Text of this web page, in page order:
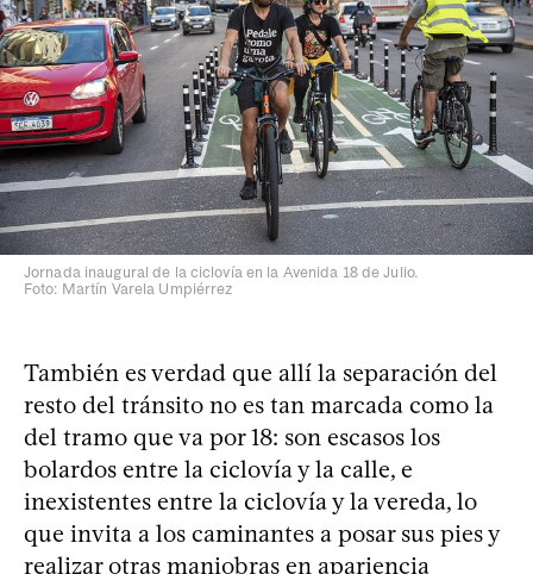
Jornada inaugural de la ciclovía en la Avenida 18 de Julio.
Foto: Martín Varela Umpiérrez
También es verdad que allí la separación del
resto del tránsito no es tan marcada como la
del tramo que va por 18: son escasos los
bolardos entre la ciclovía y la calle, e
inexistentes entre la ciclovía y la vereda, lo
que invita a los caminantes a posar sus pies y
realizar otras maniobras en apariencia